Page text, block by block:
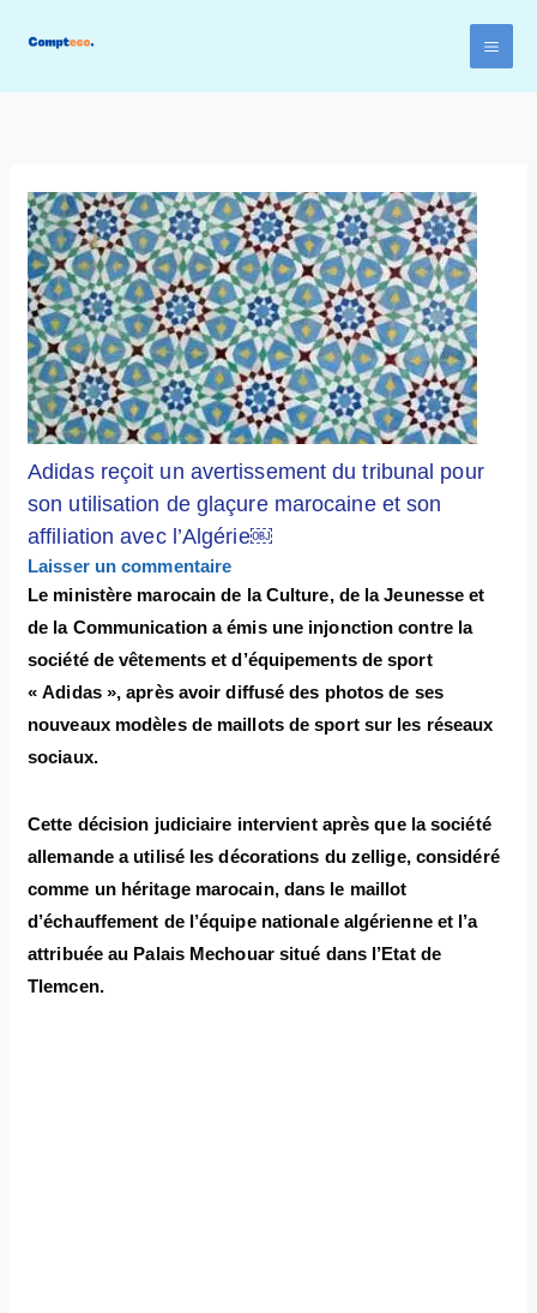
Adidas reçoit un avertissement du tribunal pour
son utilisation de glaçure marocaine et son
affiliation avec l’Algérie￼
Laisser un commentaire
Le ministère marocain de la Culture, de la Jeunesse et
de la Communication a émis une injonction contre la
société de vêtements et d’équipements de sport
« Adidas », après avoir diffusé des photos de ses
nouveaux modèles de maillots de sport sur les réseaux
sociaux.
Cette décision judiciaire intervient après que la société
allemande a utilisé les décorations du zellige, considéré
comme un héritage marocain, dans le maillot
d’échauffement de l’équipe nationale algérienne et l’a
attribuée au Palais Mechouar situé dans l’Etat de
Tlemcen.